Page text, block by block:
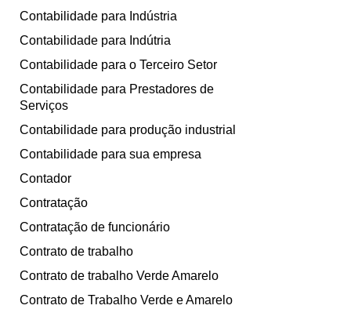
Contabilidade para Indústria
Contabilidade para Indútria
Contabilidade para o Terceiro Setor
Contabilidade para Prestadores de
Serviços
Contabilidade para produção industrial
Contabilidade para sua empresa
Contador
Contratação
Contratação de funcionário
Contrato de trabalho
Contrato de trabalho Verde Amarelo
Contrato de Trabalho Verde e Amarelo